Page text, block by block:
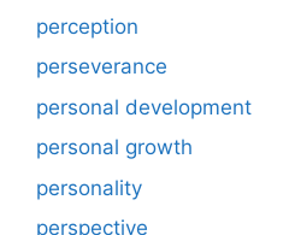
perception
perseverance
personal development
personal growth
personality
perspective